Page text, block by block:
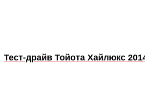
Тест-драйв Тойота Хайлюкс